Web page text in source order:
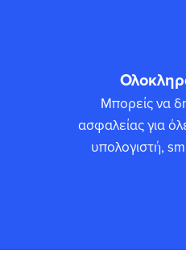
Μπορείς να
ασφαλείας για
υπολογιστή,